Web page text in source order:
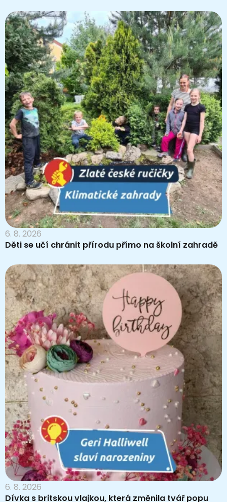
6. 8. 2026
Děti se učí chránit přírodu přímo na školní zahradě
6. 8. 2026
Dívka s britskou vlajkou, která změnila tvář popu